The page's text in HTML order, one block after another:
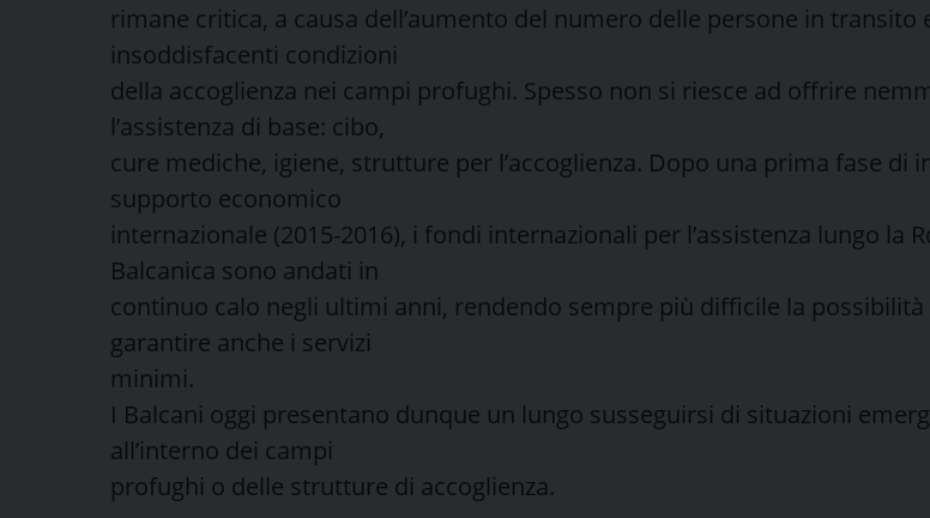
rimane critica, a causa dell’aumento del numero delle persone in transito
insoddisfacenti condizioni
della accoglienza nei campi profughi. Spesso non si riesce ad offrire
l’assistenza di base: cibo,
cure mediche, igiene, strutture per l’accoglienza. Dopo una prima fase di
supporto economico
internazionale (2015-2016), i fondi internazionali per l’assistenza lungo la
Balcanica sono andati in
continuo calo negli ultimi anni, rendendo sempre più difficile la possibilità
garantire anche i servizi
minimi.
I Balcani oggi presentano dunque un lungo susseguirsi di situazioni
all’interno dei campi
profughi o delle strutture di accoglienza.